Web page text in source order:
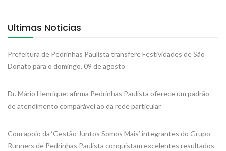
Ultimas Noticias
Prefeitura de Pedrinhas Paulista transfere Festividades de São
Donato para o domingo, 09 de agosto
Dr. Mário Henrique: afirma Pedrinhas Paulista oferece um padrão
de atendimento comparável ao da rede particular
Com apoio da ‘Gestão Juntos Somos Mais’ integrantes do Grupo
Runners de Pedrinhas Paulista conquistam excelentes resultados